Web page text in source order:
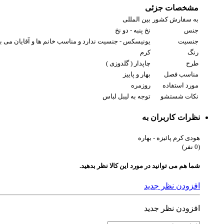
مشخصات جزئی
به سفارش کشور بین المللی
جنس
نخ پنبه - دو نخ
جنسیت
یونیسکس - جنسیت ندارد و مناسب خانم ها و آقایان می
رنگ
کرم
طرح
چاپدار ( گلدوزی )
مناسب فصل
بهار و پاییز
مورد استفاده
روزمره
نکات شستشو
توجه به لیبل لباس
نظرات کاربران به
هودی کرم پائیزه - بهاره
(0 نفر)
شما هم می توانید در مورد این کالا نظر بدهید.
افزودن نظر جدید
افزودن نظر جدید